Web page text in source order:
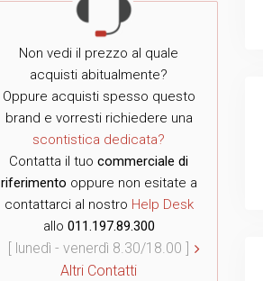
Non vedi il prezzo al quale
acquisti abitualmente?
Oppure acquisti spesso questo
brand e vorresti richiedere una
scontistica dedicata?
Contatta il tuo commerciale di
riferimento oppure non esitate a
contattarci al nostro Help Desk
allo 011.197.89.300
[ lunedì - venerdì 8.30/18.00 ]
Altri Contatti